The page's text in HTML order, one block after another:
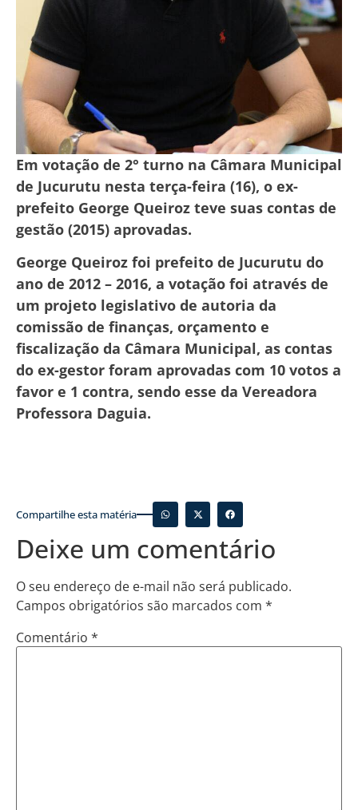
Em votação de 2° turno na Câmara Municipal
de Jucurutu nesta terça-feira (16), o ex-
prefeito George Queiroz teve suas contas de
gestão (2015) aprovadas.
George Queiroz foi prefeito de Jucurutu do
ano de 2012 – 2016, a votação foi através de
um projeto legislativo de autoria da
comissão de finanças, orçamento e
fiscalização da Câmara Municipal, as contas
do ex-gestor foram aprovadas com 10 votos a
favor e 1 contra, sendo esse da Vereadora
Professora Daguia.
Compartilhe esta matéria
Deixe um comentário
O seu endereço de e-mail não será publicado.
Campos obrigatórios são marcados com *
Comentário *